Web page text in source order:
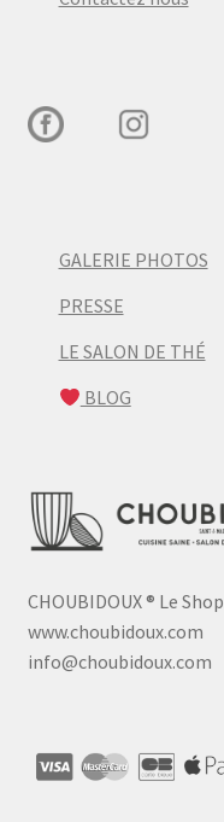
GALERIE PHOTOS
PRESSE
LE SALON DE THÉ
BLOG
CHOUBIDOUX® Le Shop
www.choubidoux.com
info@choubidoux.com